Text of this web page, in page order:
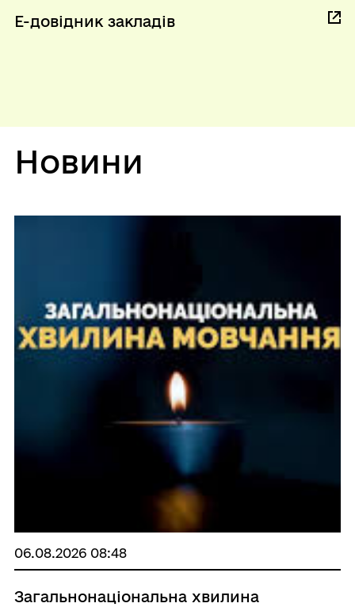
Е-довідник закладів
Новини
06.08.2026 08:48
Загальнонаціональна хвилина